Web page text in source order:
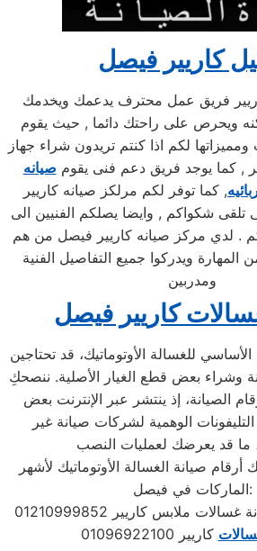
كاريير فيصل
فريق عمل محترف يدعمك ويخدمك
ويحرص على راحتك دائما , حيث يقوم
لكم اذا كنتم تريدون شراء جهاز
, كما يوجد فريق دعم فنى يقوم صيانه
, كما توفر لكم مرلكز صيانه كاريير
, فى تلقى شكواكم , وايضا يصلكم الفنيين الى
. لدي مركز صيانه كاريير فيصل من هم
ويدركوا جميع التفاصيل الفنية
ومدربين
كاريير فيصل
للغسالة الأوتوماتيك، قد تحتاجين
وشراء بعض قطع الغيار الأصلية. ننصحكِ
الصيانة، إذ ينتشر عبر الإنترنت بعض
التليفونات الوهمية لشركات صيانة غير
صيانة الغسالة الأوتوماتيك لأشهر
الماركات في فيصل: